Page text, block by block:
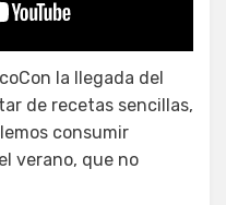
la llegada del
de recetas sencillas,
consumir
verano, que no